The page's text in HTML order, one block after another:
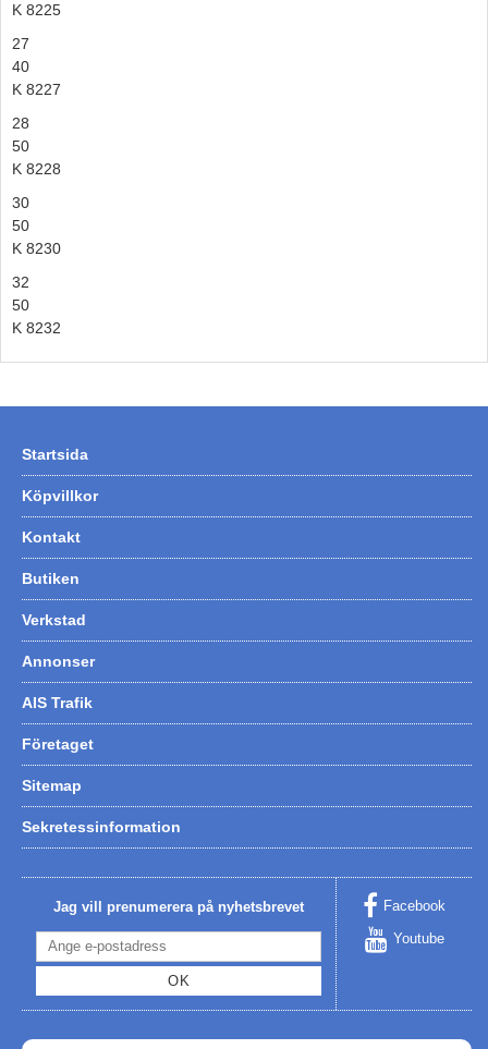
K 8225
27
40
K 8227
28
50
K 8228
30
50
K 8230
32
50
K 8232
Startsida
Köpvillkor
Kontakt
Butiken
Verkstad
Annonser
AIS Trafik
Företaget
Sitemap
Sekretessinformation
Jag vill prenumerera på nyhetsbrevet
OK
Facebook
Youtube